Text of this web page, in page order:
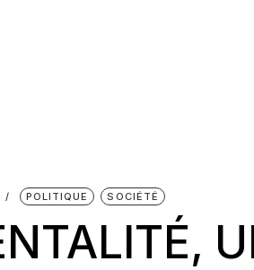
POLITIQUE SOCIÉTÉ